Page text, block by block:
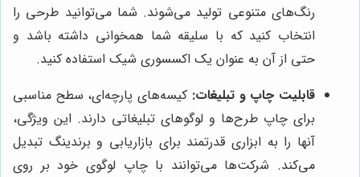
رنگ‌های متنوعی تولید می‌شوند. شما می‌توانید طرحی را
انتخاب کنید که با سلیقه شما همخوانی داشته باشد و
حتی از آن به عنوان یک اکسسوری شیک استفاده کنید.
قابلیت چاپ و تبلیغات: کیسه‌های پارچه‌ای، سطح مناسبی
برای چاپ طرح‌ها و لوگوهای تبلیغاتی دارند. این ویژگی،
آنها را به ابزاری قدرتمند برای بازاریابی و برندینگ تبدیل
می‌کند. شرکت‌ها می‌توانند با چاپ لوگوی خود بر روی